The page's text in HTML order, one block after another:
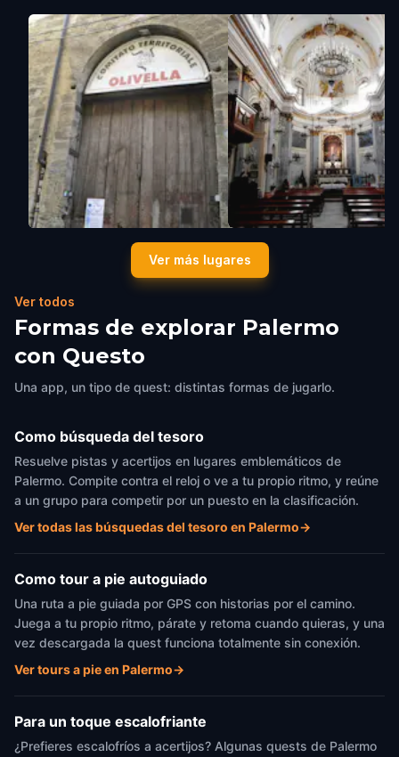
Centro Sociale ExKarcere
Chiesa di S. Maria degli
Agonizzanti
Palermo
Ver más lugares
Ver todos
Formas de explorar Palermo
con Questo
Una app, un tipo de quest: distintas formas de jugarlo.
Como búsqueda del tesoro
Resuelve pistas y acertijos en lugares emblemáticos de
Palermo. Compite contra el reloj o ve a tu propio ritmo, y reúne
a un grupo para competir por un puesto en la clasificación.
Ver todas las búsquedas del tesoro en Palermo→
Como tour a pie autoguiado
Una ruta a pie guiada por GPS con historias por el camino.
Juega a tu propio ritmo, párate y retoma cuando quieras, y una
vez descargada la quest funciona totalmente sin conexión.
Ver tours a pie en Palermo→
Para un toque escalofriante
¿Prefieres escalofríos a acertijos? Algunas quests de Palermo